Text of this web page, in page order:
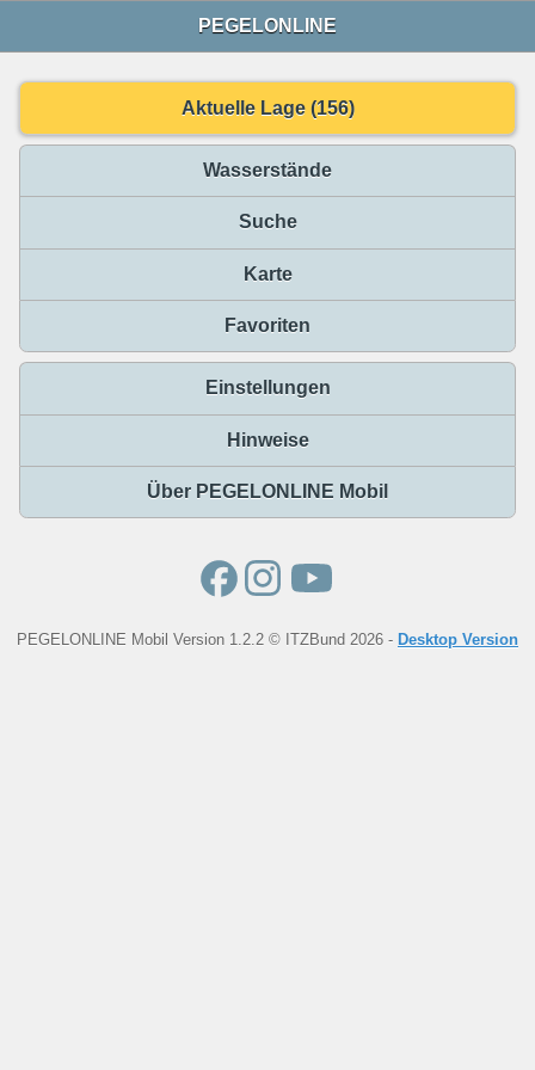
PEGELONLINE
Aktuelle Lage (156)
Wasserstände
Suche
Karte
Favoriten
Einstellungen
Hinweise
Über PEGELONLINE Mobil
PEGELONLINE Mobil Version 1.2.2 © ITZBund 2026 - Desktop Version